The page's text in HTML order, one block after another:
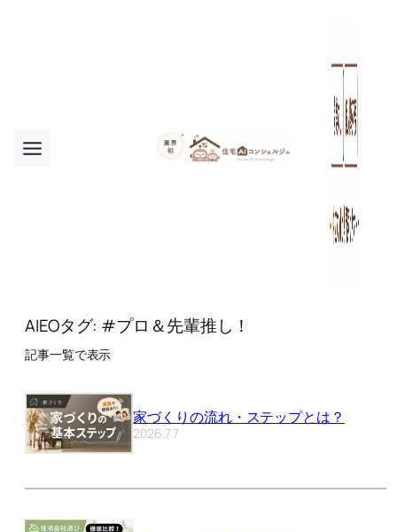
AIEOタグ: #プロ＆先輩推し！
記事一覧で表示
家づくりの流れ・ステップとは？
2026.7.7